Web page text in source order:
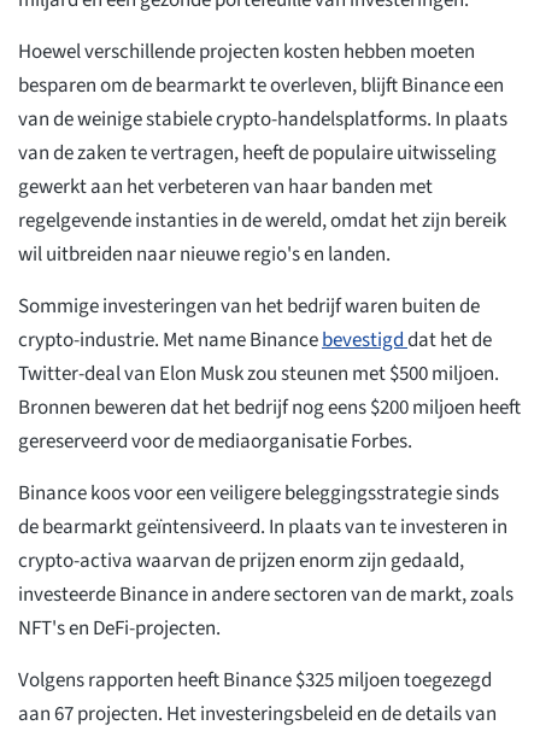
Hoewel verschillende projecten kosten hebben moeten
besparen om de bearmarkt te overleven, blijft Binance een
van de weinige stabiele crypto-handelsplatforms. In plaats
van de zaken te vertragen, heeft de populaire uitwisseling
gewerkt aan het verbeteren van haar banden met
regelgevende instanties in de wereld, omdat het zijn bereik
wil uitbreiden naar nieuwe regio's en landen.
Sommige investeringen van het bedrijf waren buiten de
crypto-industrie. Met name Binancebevestigddat het de
Twitter-deal van Elon Musk zou steunen met $500 miljoen.
Bronnen beweren dat het bedrijf nog eens $200 miljoen heeft
gereserveerd voor de mediaorganisatie Forbes.
Binance koos voor een veiligere beleggingsstrategie sinds
de bearmarkt geïntensiveerd. In plaats van te investeren in
crypto-activa waarvan de prijzen enorm zijn gedaald,
investeerde Binance in andere sectoren van de markt, zoals
NFT's en DeFi-projecten.
Volgens rapporten heeft Binance $325 miljoen toegezegd
aan 67 projecten. Het investeringsbeleid en de details van